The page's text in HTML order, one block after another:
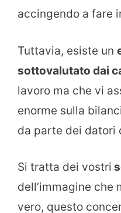
accingendo a fare
Tuttavia, esiste un
sottovalutato dai
lavoro ma che vi
enorme sulla
da parte dei datori
Si tratta dei vostri
dell’immagine che
vero, questo